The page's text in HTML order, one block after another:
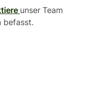
unser Team
befasst.